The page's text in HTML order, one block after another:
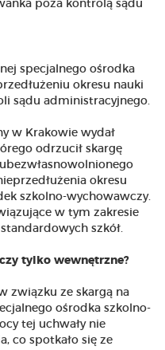
specjalnego ośrodka
okresu nauki
sądu administracyjnego.
w Krakowie wydał
odrzucił skargę
okresu
szkolno-wychowawczy.
w tym zakresie
szkół.
tylko wewnętrzne?
związku ze skargą na
ośrodka szkolno-
tej uchwały nie
co spotkało się ze